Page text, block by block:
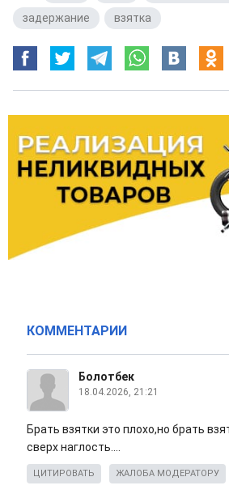
задержание
взятка
КОММЕНТАРИИ
Болотбек
18.04.2026, 21:21
Брать взятки это плохо,но брать
сверх наглость....
ЦИТИРОВАТЬ ЖАЛОБА МОДЕРАТОРУ